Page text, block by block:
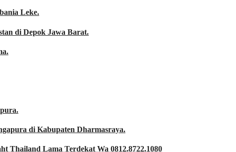
Leke.
di Depok Jawa Barat.
di Kabupaten Dharmasraya.
Thailand Lama Terdekat Wa 0812.8722.1080